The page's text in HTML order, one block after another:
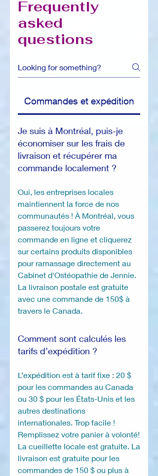
Frequently
asked
questions
Commandes et expédition
Je suis à Montréal, puis-je
économiser sur les frais de
livraison et récupérer ma
commande localement ?
Oui, les entreprises locales
maintiennent la force de nos
communautés ! À Montréal, vous
passerez toujours votre
commande en ligne et cliquerez
sur certains produits disponibles
pour ramassage directement au
Cabinet d'Ostéopathie de Jennie.
La livraison postale est gratuite
avec une commande de 150$ à
travers le Canada.
Comment sont calculés les
tarifs d’expédition ?
L’expédition est à tarif fixe : 20 $
pour les commandes au Canada
ou 30 $ pour les États-Unis et les
autres destinations
internationales. Trop facile !
Remplissez votre panier à volonté!
La cueillette locale est gratuite. La
livraison est gratuite pour les
commandes de 150 $ ou plus à